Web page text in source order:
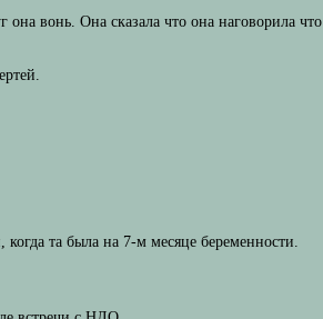
вонь. Она сказала что она наговорила что
когда та была на 7-м месяце беременности.